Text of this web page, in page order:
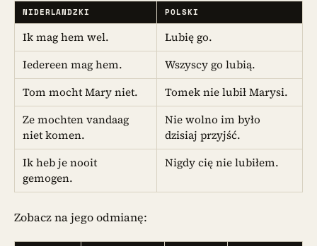
NIDERLANDZKI POLSKI
Ik mag hem wel.
Lubię go.
Iedereen mag hem.
Wszyscy go lubią.
Tom mocht Mary niet.
Tomek nie lubił Marysi.
Ze mochten vandaag
niet komen.
Nie wolno im było
dzisiaj przyjść.
Ik heb je nooit
gemogen.
Nigdy cię nie lubiłem.
Zobacz na jego odmianę: